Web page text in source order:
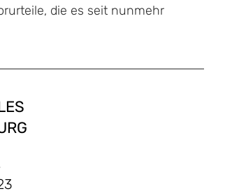
die es seit nunmehr